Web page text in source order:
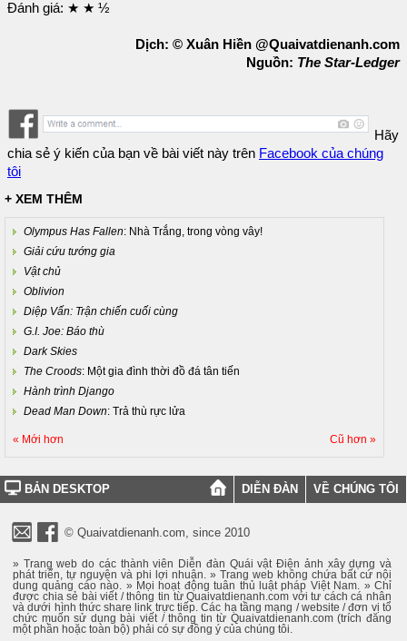
Đánh giá: ★ ★ ½
Dịch: © Xuân Hiền @Quaivatdienanh.com
Nguồn: The Star-Ledger
Hãy
chia sẻ ý kiến của bạn về bài viết này trên Facebook của chúng
tôi
+ XEM THÊM
Olympus Has Fallen: Nhà Trắng, trong vòng vây!
Giải cứu tướng gia
Vật chủ
Oblivion
Diệp Vấn: Trận chiến cuối cùng
G.I. Joe: Báo thù
Dark Skies
The Croods: Một gia đình thời đồ đá tân tiến
Hành trình Django
Dead Man Down: Trả thù rực lửa
« Mới hơn Cũ hơn »
BẢN DESKTOP DIỄN ĐÀN VỀ CHÚNG TÔI
© Quaivatdienanh.com, since 2010
» Trang web do các thành viên Diễn đàn Quái vật Điện ảnh xây dựng và
phát triển, tự nguyện và phi lợi nhuận. » Trang web không chứa bất cứ nội
dung quảng cáo nào. » Mọi hoạt động tuân thủ luật pháp Việt Nam. » Chỉ
được chia sẻ bài viết / thông tin từ Quaivatdienanh.com với tư cách cá nhân
và dưới hình thức share link trực tiếp. Các hạ tầng mạng / website / đơn vị tổ
chức muốn sử dụng bài viết / thông tin từ Quaivatdienanh.com (trích đăng
một phần hoặc toàn bộ) phải có sự đồng ý của chúng tôi.